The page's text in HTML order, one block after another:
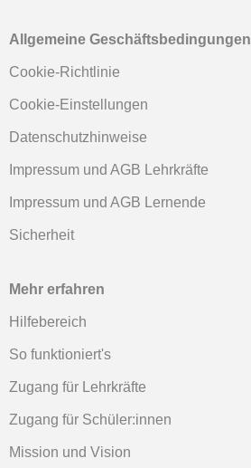
Allgemeine Geschäftsbedingungen
Cookie-Richtlinie
Cookie-Einstellungen
Datenschutzhinweise
Impressum und AGB Lehrkräfte
Impressum und AGB Lernende
Sicherheit
Mehr erfahren
Hilfebereich
So funktioniert's
Zugang für Lehrkräfte
Zugang für Schüler:innen
Mission und Vision